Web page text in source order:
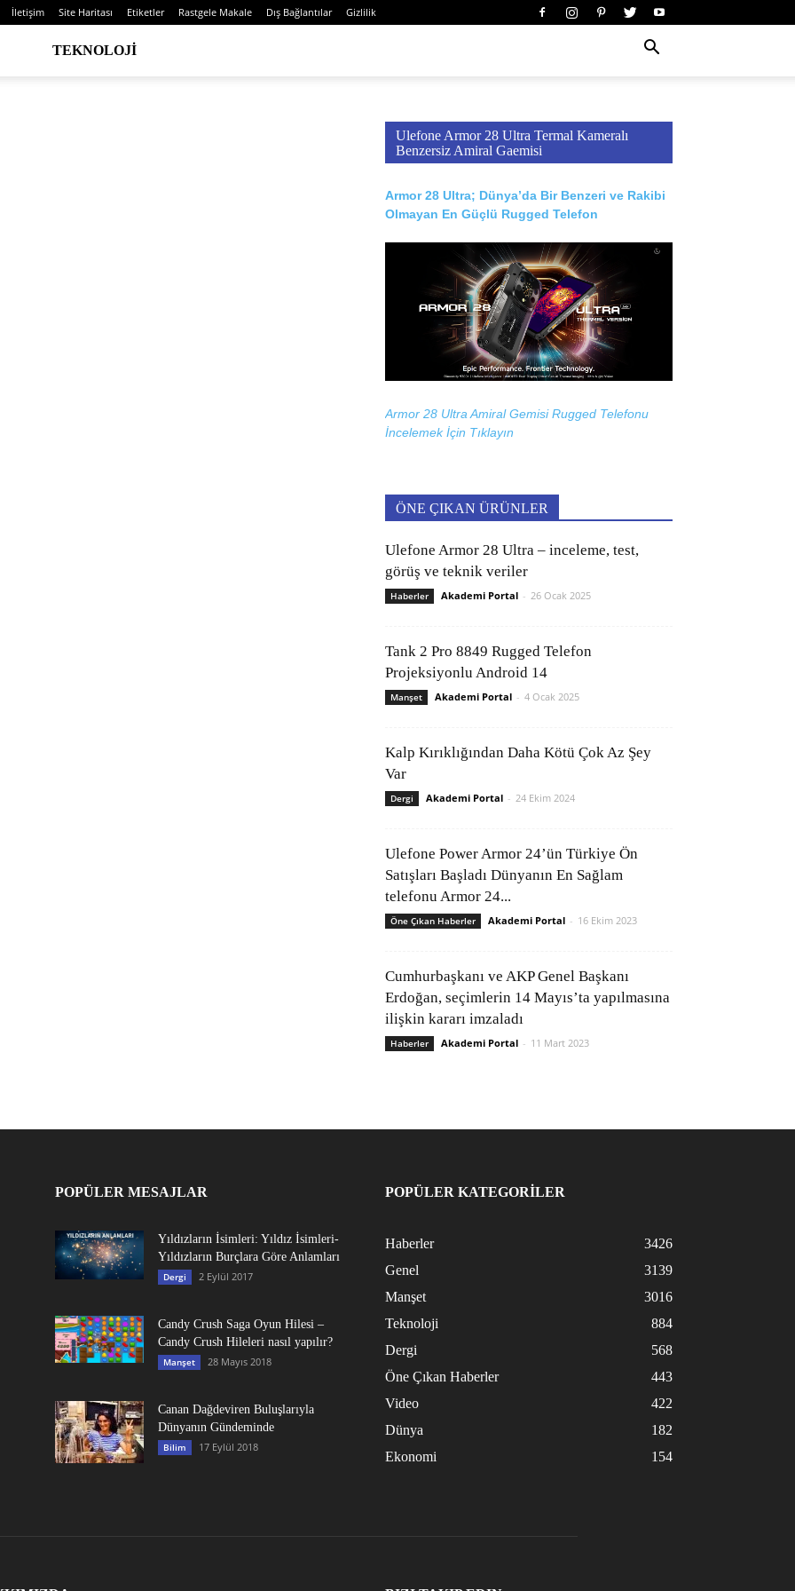
İletişim Site Haritası Etiketler Rastgele Makale Dış Bağlantılar Gizlilik
TEKNOLOJI
Ulefone Armor 28 Ultra Termal Kameralı
Benzersiz Amiral Gaemisi
Armor 28 Ultra; Dünya’da Bir Benzeri ve Rakibi
Olmayan En Güçlü Rugged Telefon
Armor 28 Ultra Amiral Gemisi Rugged Telefonu
İncelemek İçin Tıklayın
ÖNE ÇIKAN ÜRÜNLER
Ulefone Armor 28 Ultra – inceleme, test,
görüş ve teknik veriler
Haberler Akademi Portal - 26 Ocak 2025
Tank 2 Pro 8849 Rugged Telefon
Projeksiyonlu Android 14
Manşet Akademi Portal - 4 Ocak 2025
Kalp Kırıklığından Daha Kötü Çok Az Şey
Var
Dergi Akademi Portal - 24 Ekim 2024
Ulefone Power Armor 24’ün Türkiye Ön
Satışları Başladı Dünyanın En Sağlam
telefonu Armor 24...
Öne Çıkan Haberler Akademi Portal - 16 Ekim 2023
Cumhurbaşkanı ve AKP Genel Başkanı
Erdoğan, seçimlerin 14 Mayıs’ta yapılmasına
ilişkin kararı imzaladı
Haberler Akademi Portal - 11 Mart 2023
POPÜLER MESAJLAR
Yıldızların İsimleri: Yıldız İsimleri-
Yıldızların Burçlara Göre Anlamları
Dergi 2 Eylül 2017
Candy Crush Saga Oyun Hilesi –
Candy Crush Hileleri nasıl yapılır?
Manşet 28 Mayıs 2018
Canan Dağdeviren Buluşlarıyla
Dünyanın Gündeminde
Bilim 17 Eylül 2018
POPÜLER KATEGORİLER
Haberler
3426
Genel
3139
Manşet
3016
Teknoloji
884
Dergi
568
Öne Çıkan Haberler
443
Video
422
Dünya
182
Ekonomi
154